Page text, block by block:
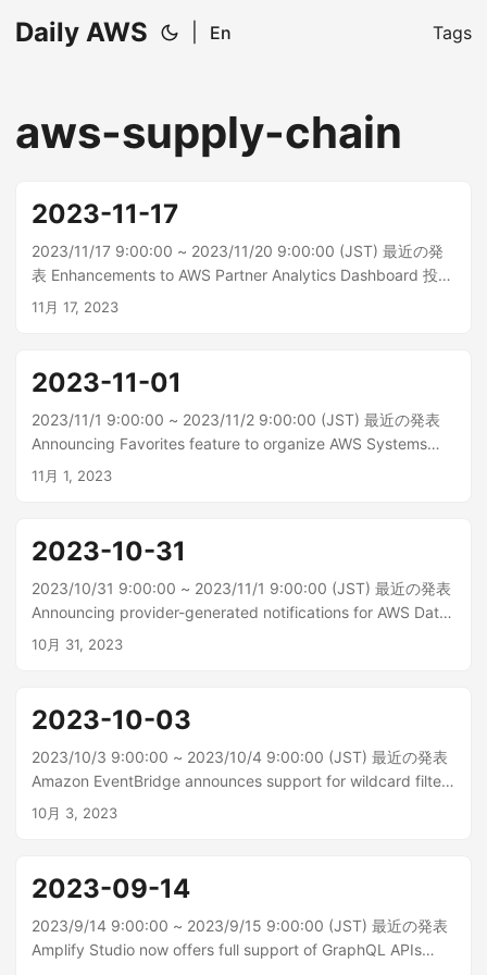
Daily AWS En Tags
aws-supply-chain
2023-11-17
2023/11/17 9:00:00 ~ 2023/11/20 9:00:00 (JST) 最近の発
表 Enhancements to AWS Partner Analytics Dashboard 投資
の測定と最大化に役立つように、AWS パートナー分析ダッシ
11月 17, 2023
2023-11-01
2023/11/1 9:00:00 ~ 2023/11/2 9:00:00 (JST) 最近の発表
Announcing Favorites feature to organize AWS Systems
Manager Documents and Runbooks in the AWS GovCloud
11月 1, 2023
2023-10-31
2023/10/31 9:00:00 ~ 2023/11/1 9:00:00 (JST) 最近の発表
Announcing provider-generated notifications for AWS Data
Exchange 本日、AWS は、プロバイダーが生成した AWS
10月 31, 2023
2023-10-03
2023/10/3 9:00:00 ~ 2023/10/4 9:00:00 (JST) 最近の発表
Amazon EventBridge announces support for wildcard filters
in rules Amazon EventBridge ルールでは、ワイルドカードフ
10月 3, 2023
2023-09-14
2023/9/14 9:00:00 ~ 2023/9/15 9:00:00 (JST) 最近の発表
Amplify Studio now offers full support of GraphQL APIs